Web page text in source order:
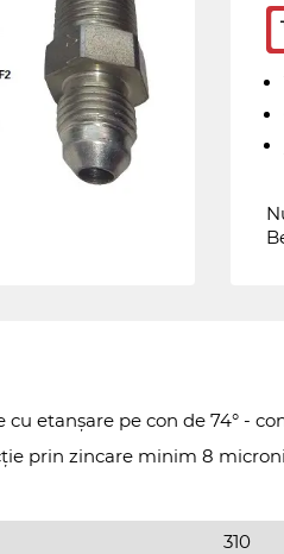
etanșare pe con de 74° -
prin zincare minim 8
310